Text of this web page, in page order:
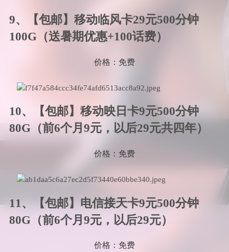
9、【包邮】移动临风卡29元500分钟
100G（送暑期优惠+100话费）
价格：免费
10、【包邮】移动映日卡9元500分钟
80G（前6个月9元，以后29元共四年）
价格：免费
11、【包邮】电信接天卡9元500分钟
80G（前6个月9元，以后29元）
价格：免费